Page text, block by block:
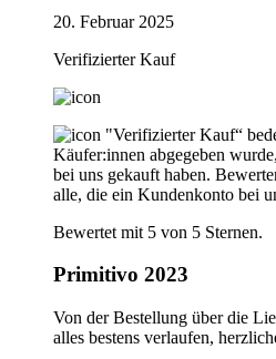
20. Februar 2025
Verifizierter Kauf
"Verifizierter Kauf“
Käufer:innen abgegeben
bei uns gekauft haben.
alle, die ein Kundenkonto bei
Bewertet mit 5 von 5 Sternen.
Primitivo 2023
Von der Bestellung über die
alles bestens verlaufen,